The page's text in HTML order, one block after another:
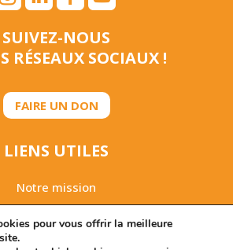
SUIVEZ-NOUS
RÉSEAUX SOCIAUX !
FAIRE UN DON
LIENS UTILES
Notre mission
d’activités 2025
pour vous offrir la meilleure